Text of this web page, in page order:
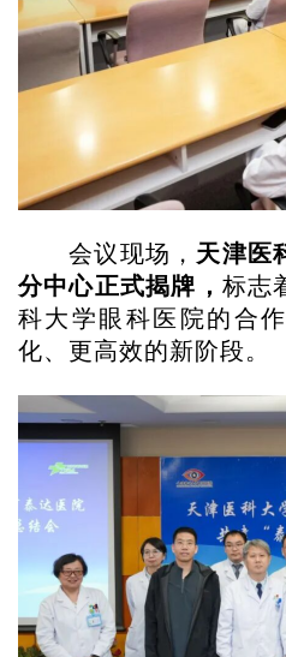
会议现场， 天津医
分中心正式揭牌， 标志
科大学眼科医院的合
化、更高效的新阶段。